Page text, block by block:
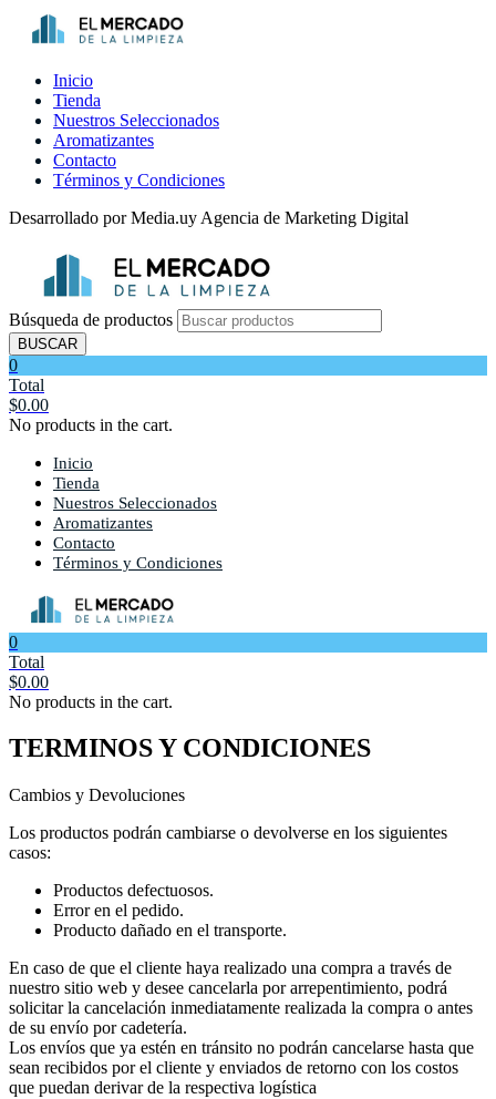
Inicio
Tienda
Nuestros Seleccionados
Aromatizantes
Contacto
Términos y Condiciones
Desarrollado por Media.uy Agencia de Marketing Digital
Búsqueda de productos
BUSCAR
0
Total
$0.00
No products in the cart.
Inicio
Tienda
Nuestros Seleccionados
Aromatizantes
Contacto
Términos y Condiciones
0
Total
$0.00
No products in the cart.
TERMINOS Y CONDICIONES
Cambios y Devoluciones
Los productos podrán cambiarse o devolverse en los siguientes
casos:
Productos defectuosos.
Error en el pedido.
Producto dañado en el transporte.
En caso de que el cliente haya realizado una compra a través de
nuestro sitio web y desee cancelarla por arrepentimiento, podrá
solicitar la cancelación inmediatamente realizada la compra o antes
de su envío por cadetería.
Los envíos que ya estén en tránsito no podrán cancelarse hasta que
sean recibidos por el cliente y enviados de retorno con los costos
que puedan derivar de la respectiva logística